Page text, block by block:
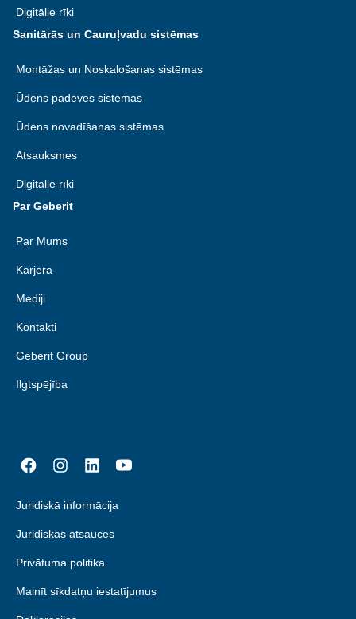
Digitālie rīki
Sanitārās un Cauruļvadu sistēmas
Montāžas un Noskalošanas sistēmas
Ūdens padeves sistēmas
Ūdens novadīšanas sistēmas
Atsauksmes
Digitālie rīki
Par Geberit
Par Mums
Karjera
Mediji
Kontakti
Geberit Group
Ilgtspējība
Juridiskā informācija
Juridiskās atsauces
Privātuma politika
Mainīt sīkdatņu iestatījumus